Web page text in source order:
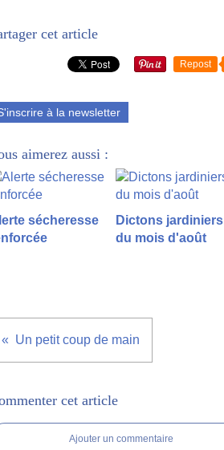
cet article
Repost
à la newsletter
aimerez aussi :
sécheresse
Dictons jardiniers
du mois d'août
Un petit coup de main
cet article
Ajouter un commentaire